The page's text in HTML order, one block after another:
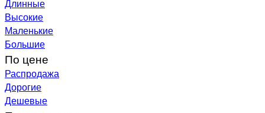
Длинные
Высокие
Маленькие
Большие
По цене
Распродажа
Дорогие
Дешевые